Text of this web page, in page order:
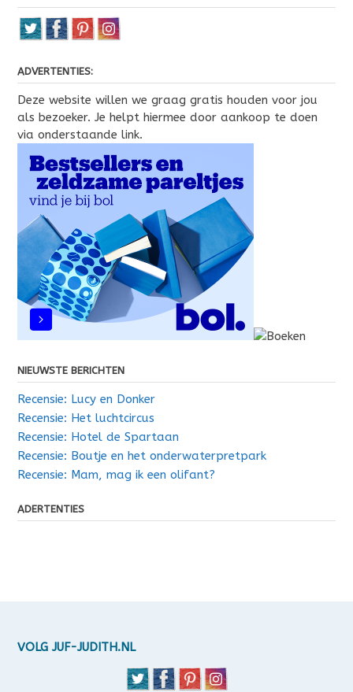
ADVERTENTIES:
Deze website willen we graag gratis houden voor jou
als bezoeker. Je helpt hiermee door aankoop te doen
via onderstaande link.
NIEUWSTE BERICHTEN
Recensie: Lucy en Donker
Recensie: Het luchtcircus
Recensie: Hotel de Spartaan
Recensie: Boutje en het onderwaterpretpark
Recensie: Mam, mag ik een olifant?
ADERTENTIES
VOLG JUF-JUDITH.NL